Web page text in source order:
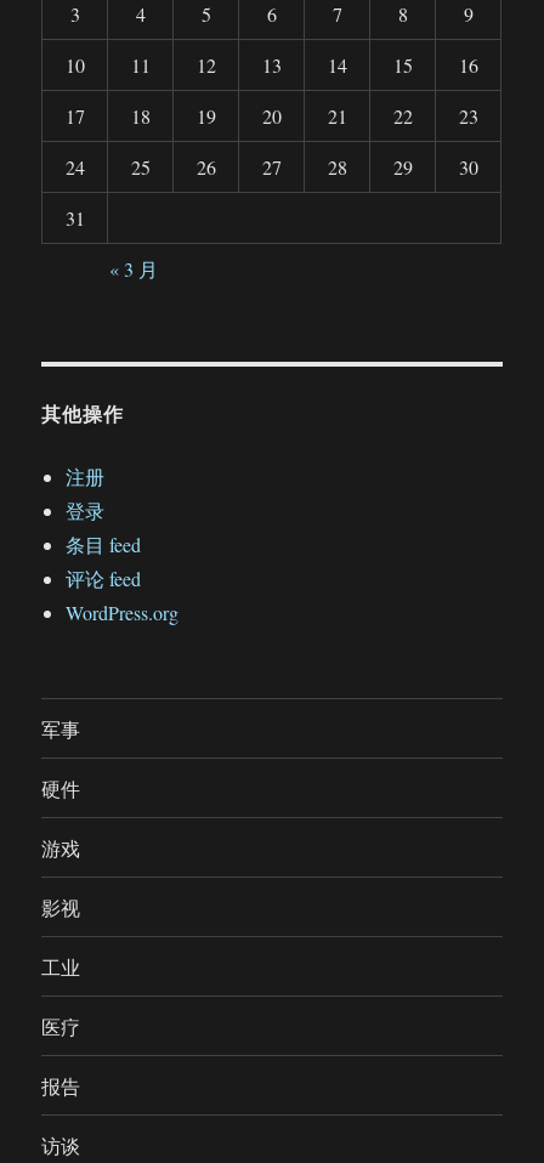
3
4 5 6 7 8
9
10
11 12 13 14 15
16
17
18 19 20 21 22
23
24
25 26 27 28 29
30
31
« 3 月
其他操作
注册
登录
条目 feed
评论 feed
WordPress.org
军事
硬件
游戏
影视
工业
医疗
报告
访谈